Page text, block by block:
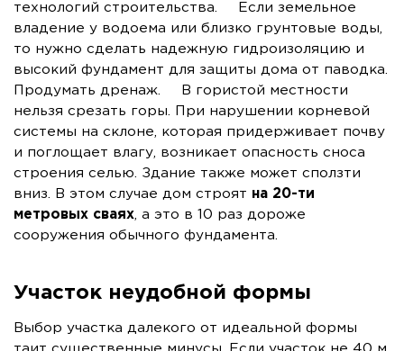
технологий строительства. Если земельное
владение у водоема или близко грунтовые воды,
то нужно сделать надежную гидроизоляцию и
высокий фундамент для защиты дома от паводка.
Продумать дренаж. В гористой местности
нельзя срезать горы. При нарушении корневой
системы на склоне, которая придерживает почву
и поглощает влагу, возникает опасность сноса
строения селью. Здание также может сползти
вниз. В этом случае дом строят на 20-ти
метровых сваях , а это в 10 раз дороже
сооружения обычного фундамента.
Участок неудобной формы
Выбор участка далекого от идеальной формы